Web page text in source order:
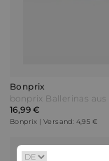
Bonprix
16,99 €
Bonprix | Versand: 4,95 €